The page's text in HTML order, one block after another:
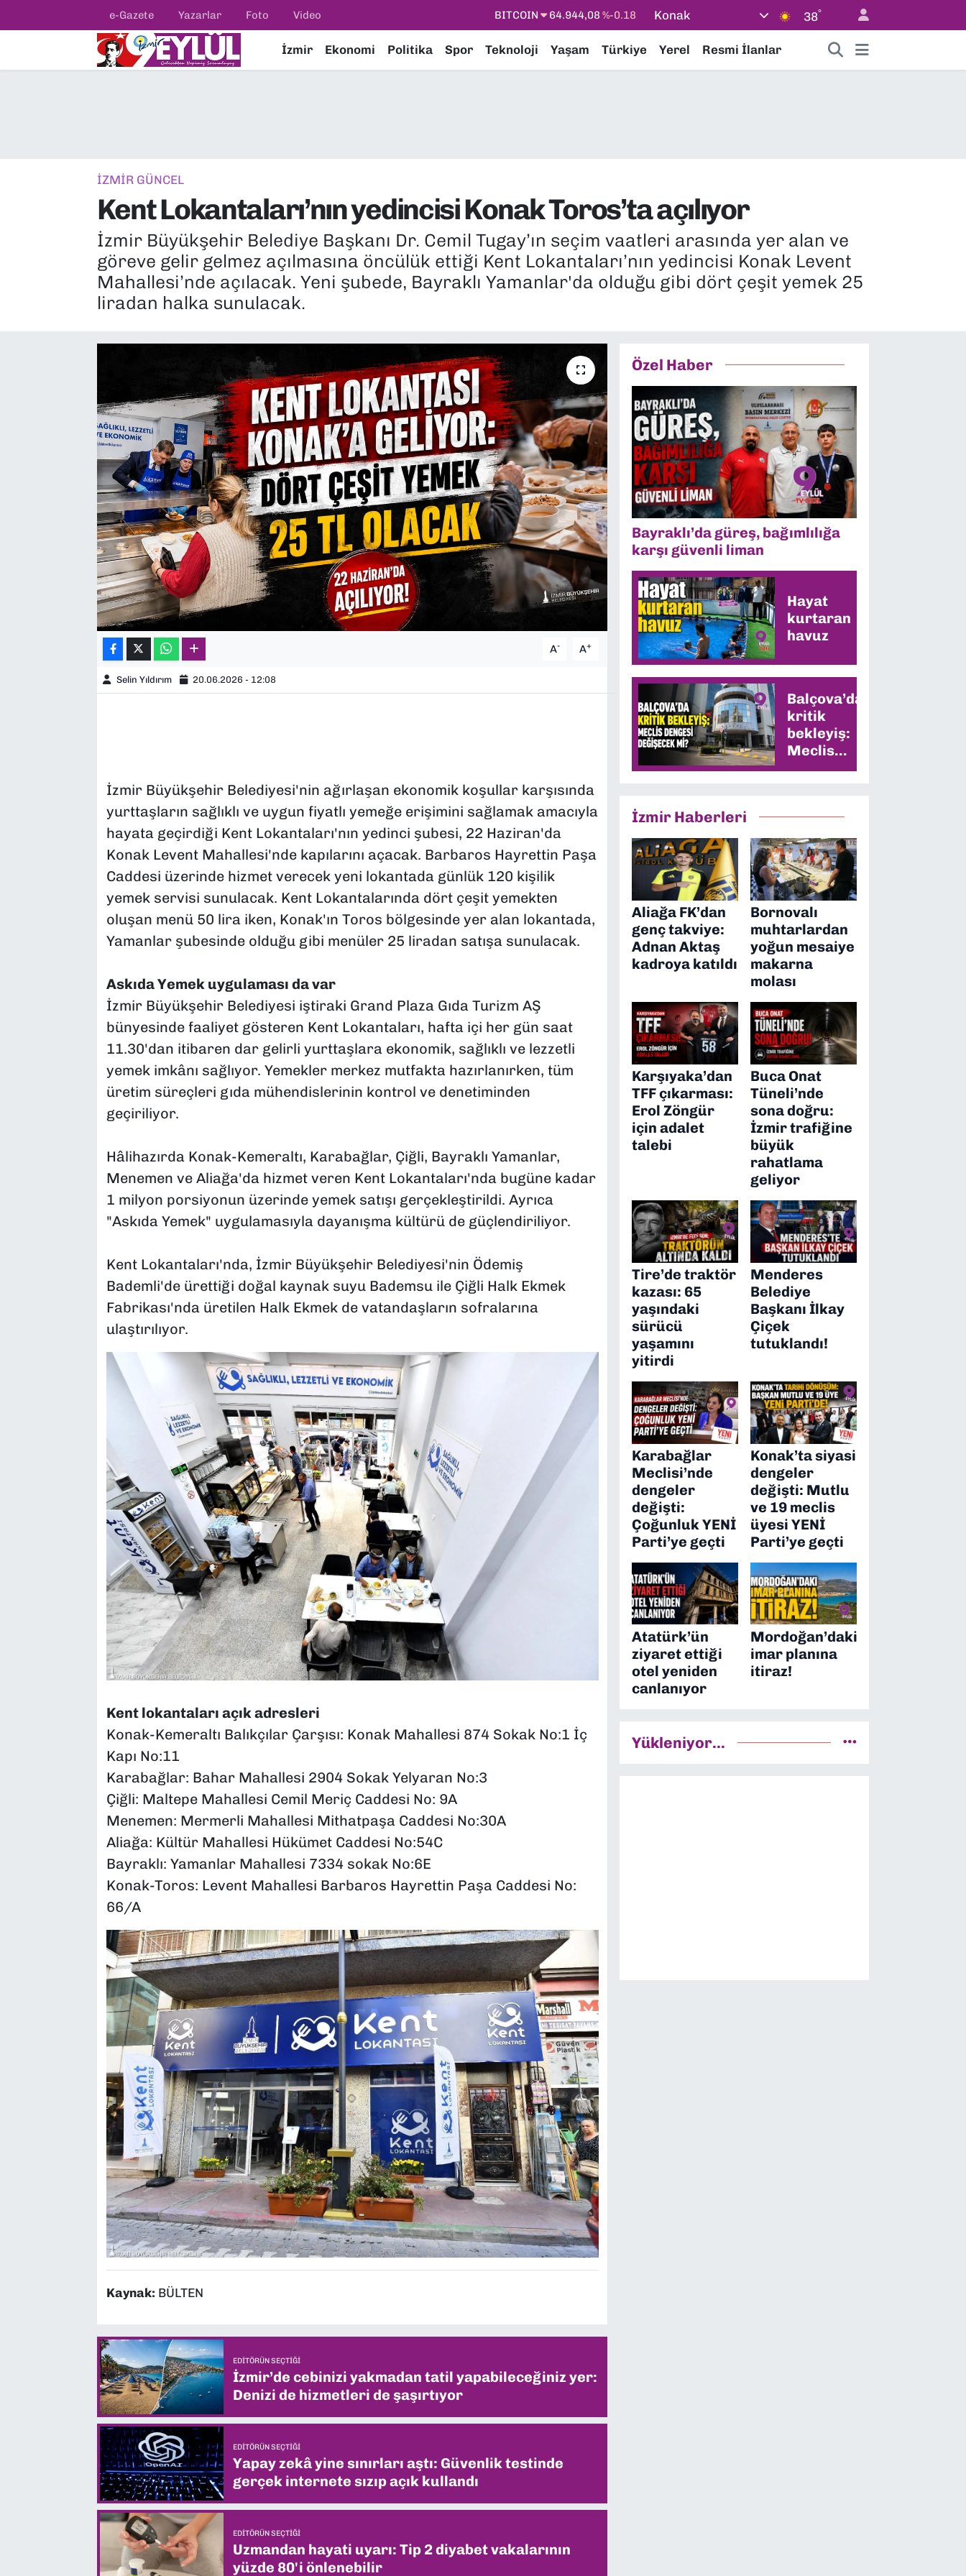
e-Gazete Yazarlar Foto Video DOLAR 47,7436%0.18
STERLİN
64,4811%0.38
Konak 38°
İzmir Ekonomi Politika Spor Teknoloji Yaşam Türkiye Yerel Resmi İlanlar
İZMİR GÜNCEL
Kent Lokantaları’nın yedincisi Konak Toros’ta açılıyor
İzmir Büyükşehir Belediye Başkanı Dr. Cemil Tugay’ın seçim vaatleri arasında yer alan ve
göreve gelir gelmez açılmasına öncülük ettiği Kent Lokantaları’nın yedincisi Konak Levent
Mahallesi’nde açılacak. Yeni şubede, Bayraklı Yamanlar'da olduğu gibi dört çeşit yemek 25
liradan halka sunulacak.
A- A+
Selin Yıldırım 20.06.2026 - 12:08
İzmir Büyükşehir Belediyesi'nin ağırlaşan ekonomik koşullar karşısında
yurttaşların sağlıklı ve uygun fiyatlı yemeğe erişimini sağlamak amacıyla
hayata geçirdiği Kent Lokantaları'nın yedinci şubesi, 22 Haziran'da
Konak Levent Mahallesi'nde kapılarını açacak. Barbaros Hayrettin Paşa
Caddesi üzerinde hizmet verecek yeni lokantada günlük 120 kişilik
yemek servisi sunulacak. Kent Lokantalarında dört çeşit yemekten
oluşan menü 50 lira iken, Konak'ın Toros bölgesinde yer alan lokantada,
Yamanlar şubesinde olduğu gibi menüler 25 liradan satışa sunulacak.
Askıda Yemek uygulaması da var
İzmir Büyükşehir Belediyesi iştiraki Grand Plaza Gıda Turizm AŞ
bünyesinde faaliyet gösteren Kent Lokantaları, hafta içi her gün saat
11.30'dan itibaren dar gelirli yurttaşlara ekonomik, sağlıklı ve lezzetli
yemek imkânı sağlıyor. Yemekler merkez mutfakta hazırlanırken, tüm
üretim süreçleri gıda mühendislerinin kontrol ve denetiminden
geçiriliyor.
Hâlihazırda Konak-Kemeraltı, Karabağlar, Çiğli, Bayraklı Yamanlar,
Menemen ve Aliağa'da hizmet veren Kent Lokantaları'nda bugüne kadar
1 milyon porsiyonun üzerinde yemek satışı gerçekleştirildi. Ayrıca
"Askıda Yemek" uygulamasıyla dayanışma kültürü de güçlendiriliyor.
Kent Lokantaları'nda, İzmir Büyükşehir Belediyesi'nin Ödemiş
Bademli'de ürettiği doğal kaynak suyu Bademsu ile Çiğli Halk Ekmek
Fabrikası'nda üretilen Halk Ekmek de vatandaşların sofralarına
ulaştırılıyor.
Kent lokantaları açık adresleri
Konak-Kemeraltı Balıkçılar Çarşısı: Konak Mahallesi 874 Sokak No:1 İç
Kapı No:11
Karabağlar: Bahar Mahallesi 2904 Sokak Yelyaran No:3
Çiğli: Maltepe Mahallesi Cemil Meriç Caddesi No: 9A
Menemen: Mermerli Mahallesi Mithatpaşa Caddesi No:30A
Aliağa: Kültür Mahallesi Hükümet Caddesi No:54C
Bayraklı: Yamanlar Mahallesi 7334 sokak No:6E
Konak-Toros: Levent Mahallesi Barbaros Hayrettin Paşa Caddesi No:
66/A
Kaynak: BÜLTEN
EDITÖRÜN SEÇTIĞI
İzmir’de cebinizi yakmadan tatil yapabileceğiniz yer:
Denizi de hizmetleri de şaşırtıyor
EDITÖRÜN SEÇTIĞI
Yapay zekâ yine sınırları aştı: Güvenlik testinde
gerçek internete sızıp açık kullandı
EDITÖRÜN SEÇTIĞI
Uzmandan hayati uyarı: Tip 2 diyabet vakalarının
yüzde 80'i önlenebilir
Özel Haber
Bayraklı’da güreş, bağımlılığa
karşı güvenli liman
Hayat
kurtaran
havuz
Balçova’da
kritik
bekleyiş:
Meclis
dengesi
İzmir Haberleri
Aliağa FK’dan
genç takviye:
Adnan Aktaş
kadroya katıldı
Bornovalı
muhtarlardan
yoğun mesaiye
makarna
molası
Karşıyaka’dan
TFF çıkarması:
Erol Zöngür
için adalet
talebi
Buca Onat
Tüneli’nde
sona doğru:
İzmir trafiğine
büyük
rahatlama
geliyor
Tire’de traktör
kazası: 65
yaşındaki
sürücü
yaşamını
yitirdi
Menderes
Belediye
Başkanı İlkay
Çiçek
tutuklandı!
Karabağlar
Meclisi’nde
dengeler
değişti:
Çoğunluk YENİ
Parti’ye geçti
Konak’ta siyasi
dengeler
değişti: Mutlu
ve 19 meclis
üyesi YENİ
Parti’ye geçti
Atatürk’ün
ziyaret ettiği
otel yeniden
canlanıyor
Mordoğan’daki
imar planına
itiraz!
Yükleniyor...
Resmi İlanlar
EKONOMİ
KÜLTÜR SANAT
MAGAZİN
TEKNOLOJİ
YEREL YÖNETİMLER
Konak Nöbetçi Eczaneler
Tüm Manşetler
Son Dakika Haberleri
Haber Arşivi